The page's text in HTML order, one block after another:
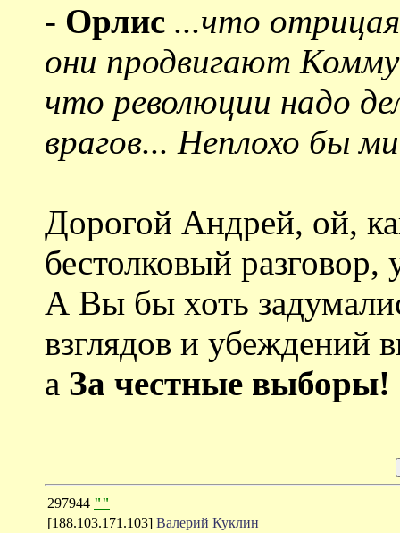
- Орлис ...что
они продвигают
что революции надо
врагов... Неплохо бы
Дорогой Андрей, ой,
бестолковый разговор,
А Вы бы хоть
взглядов и
а За честные выборы!
297944 ""
[188.103.171.103] Валерий Куклин